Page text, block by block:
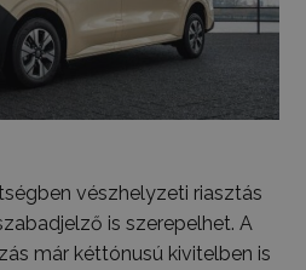
vészhelyzeti riasztás
is szerepelhet. A
már kéttónusú kivitelben is